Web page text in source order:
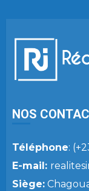
NOS
Téléphone:
E-mail:
Siège: